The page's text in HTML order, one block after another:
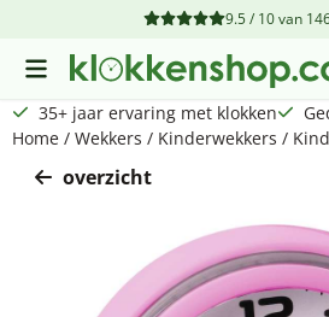
Cookievoorkeuren zijn 9.5 / 10van
35+ jaar ervaring met klokken
Home / Wekkers / Kinderwekkers /
overzicht